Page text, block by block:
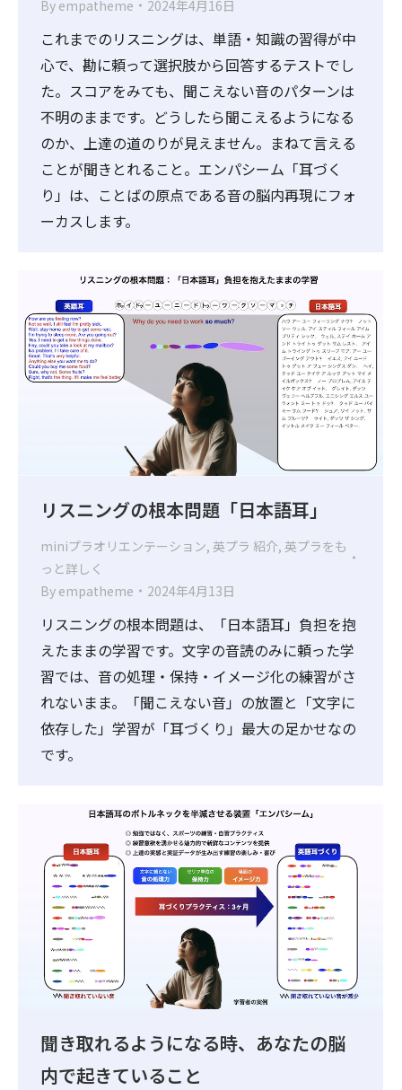
By empatheme 2024年4月16日
これまでのリスニングは、単語・知識の習得が中
心で、勘に頼って選択肢から回答するテストでし
た。スコアをみても、聞こえない音のパターンは
不明のままです。どうしたら聞こえるようになる
のか、上達の道のりが見えません。まねて言える
ことが聞きとれること。エンパシーム「耳づく
り」は、ことばの原点である音の脳内再現にフォ
ーカスします。
リスニングの根本問題「日本語耳」
miniプラオリエンテーション, 英プラ 紹介, 英プラをも
っと詳しく
By empatheme 2024年4月13日
リスニングの根本問題は、「日本語耳」負担を抱
えたままの学習です。文字の音読のみに頼った学
習では、音の処理・保持・イメージ化の練習がさ
れないまま。「聞こえない音」の放置と「文字に
依存した」学習が「耳づくり」最大の足かせなの
です。
聞き取れるようになる時、あなたの脳
内で起きていること